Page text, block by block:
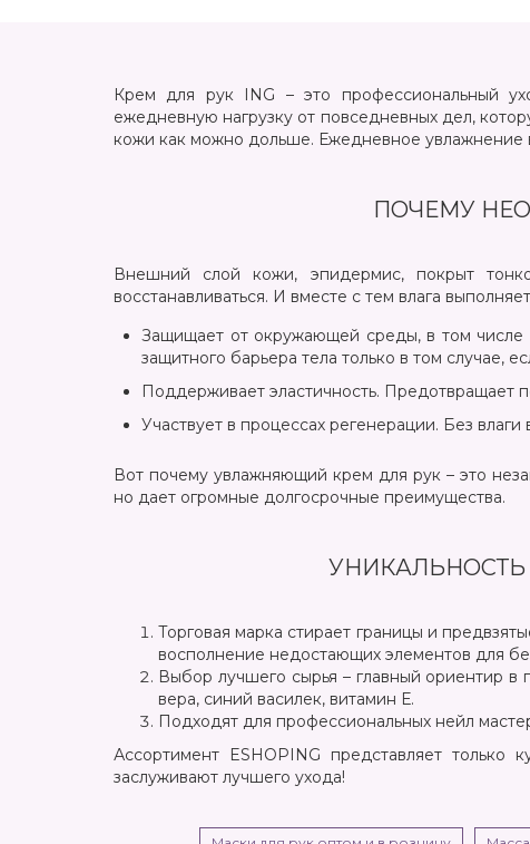
Крем для рук ING – это профессиональный
ежедневную нагрузку от повседневных дел,
кожи как можно дольше. Ежедневное увлажнение
ПОЧЕМУ
Внешний слой кожи, эпидермис, покрыт
восстанавливаться. И вместе с тем влага
Защищает от окружающей среды, в том числе
защитного барьера тела только в том случае,
Поддерживает эластичность. Предотвращает
Участвует в процессах регенерации. Без
Вот почему увлажняющий крем для рук – это
но дает огромные долгосрочные преимущества.
УНИКАЛЬНОСТЬ
Торговая марка стирает границы и
восполнение недостающих элементов для
Выбор лучшего сырья – главный ориентир
вера, синий василек, витамин Е.
Подходят для профессиональных нейл
Ассортимент ESHOPING представляет только
заслуживают лучшего ухода!